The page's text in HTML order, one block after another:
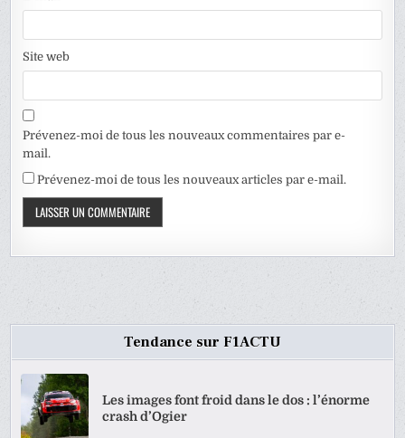
Site web
Prévenez-moi de tous les nouveaux commentaires par e-
mail.
Prévenez-moi de tous les nouveaux articles par e-mail.
Tendance sur F1ACTU
Les images font froid dans le dos : l’énorme
crash d’Ogier